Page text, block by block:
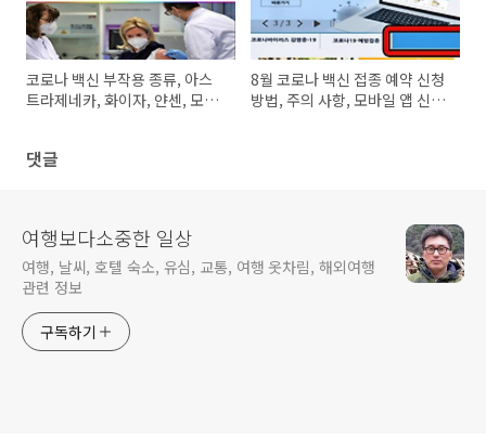
코로나 백신 부작용 종류, 아스
트라제네카, 화이자, 얀센, 모더
8월 코로나 백신 접종 예약 신청
방법, 주의 사항, 모바일 앱 신청
댓글
여행보다소중한 일상
여행, 날씨, 호텔 숙소, 유심, 교통, 여행 옷차림, 해외여행
관련 정보
구독하기